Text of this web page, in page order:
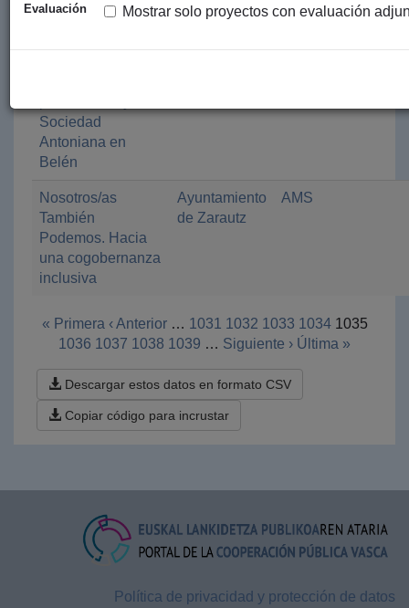
Evaluación Mostrar solo proyectos con evaluación
Rehabilitación del
Sociedad
Antoniana en
Belén
Ayuntamiento
Nosotros/as
También
Podemos. Hacia
una cogobernanza
inclusiva
Ayuntamiento
de Zarautz
AMS
« Primera ‹ Anterior … 1031 1032 1033 1034 1035
1036 1037 1038 1039 … Siguiente › Última »
Descargar estos datos en formato CSV
Copiar código para incrustar
Política de privacidad y protección de datos